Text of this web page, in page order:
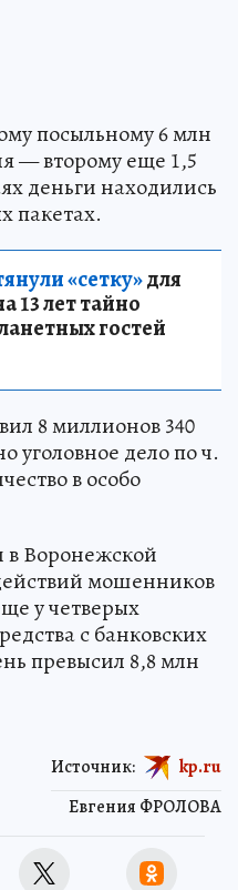
посыльному 6 млн
— второму еще 1,5
деньги находились
пакетах.
«сетку»для
13 лет тайно
гостей
8 миллионов 340
уголовное дело по ч.
в особо
в Воронежской
мошенников
у четверых
с банковских
превысил 8,8 млн
Евгения ФРОЛОВА
Источник: kp.ru